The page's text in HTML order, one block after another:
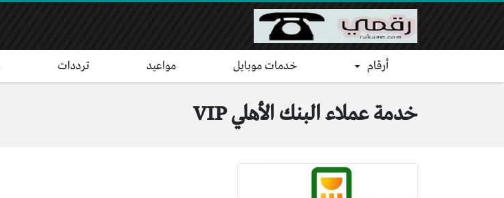
أرقام خدمات موبايل مواعيد ترددات
خدمة عملاء البنك الأهلي VIP